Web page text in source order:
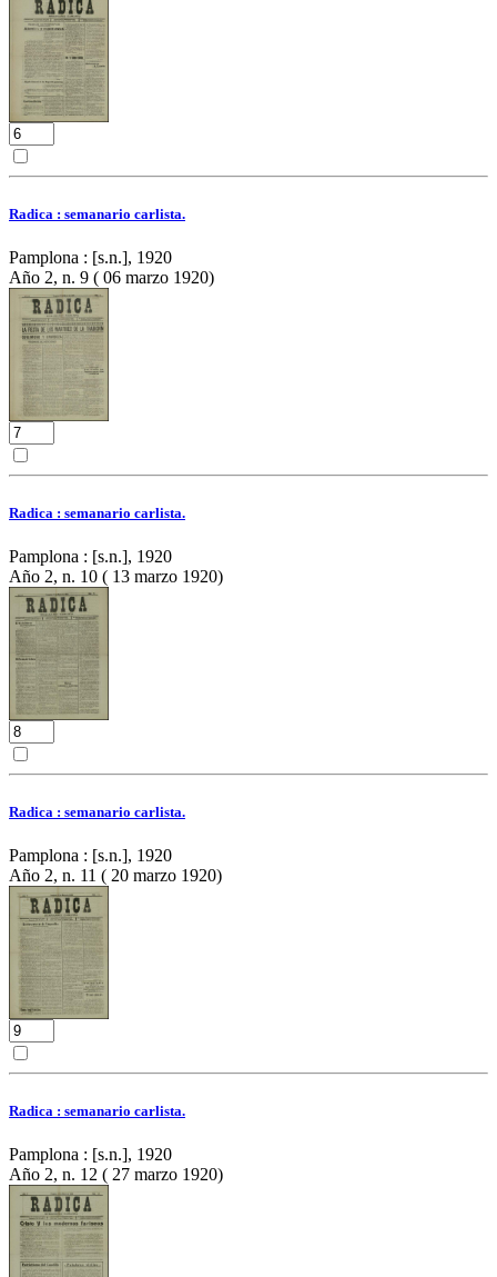
Radica : semanario carlista.
Pamplona : [s.n.], 1920
Año 2, n. 9 ( 06 marzo 1920)
Radica : semanario carlista.
Pamplona : [s.n.], 1920
Año 2, n. 10 ( 13 marzo 1920)
Radica : semanario carlista.
Pamplona : [s.n.], 1920
Año 2, n. 11 ( 20 marzo 1920)
Radica : semanario carlista.
Pamplona : [s.n.], 1920
Año 2, n. 12 ( 27 marzo 1920)